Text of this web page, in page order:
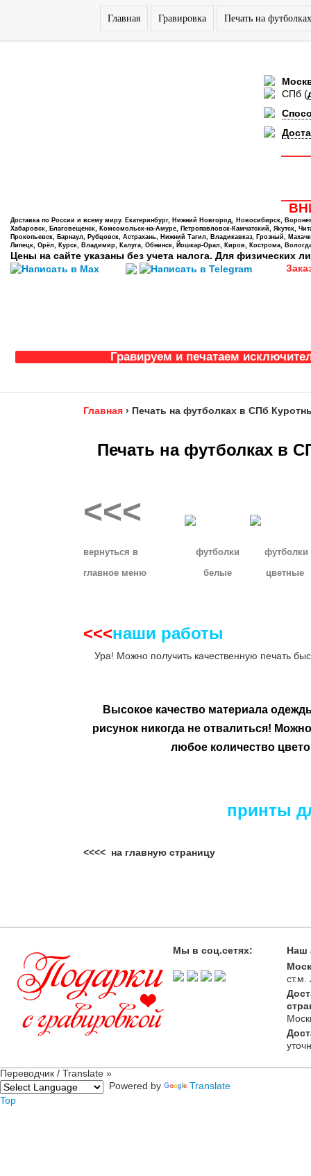
Главная Гравировка Печать на футболках
СПб (
Доставка по России и всему миру. Екатеринбург, Нижний Новгород, Новосибирск,
Хабаровск, Благовещенск, Комсомольск-на-Амуре, Петропавловск-Камчатский, Якутск,
Прокопьевск, Барнаул, Рубцовск, Астрахань, Нижний Тагил, Владикавказ, Грозный,
Липецк, Орёл, Курск, Владимир, Калуга, Обнинск, Йошкар-Орал, Киров, Кострома,
Цены на сайте указаны без учета налога. Для физических
Гравируем и печатаем
Главная › Печать на футболках в СПб
Печать на футболках в
<<<
вернуться в
главное меню
футболки
белые
футболки
цветные
<<<наши работы
Ура! Можно получить качественную печать
Высокое качество материала
рисунок никогда не отвалиться!
любое количество
принты
<<<< на главную страницу
Мы в соц.сетях:
Наш
ст.м.
Переводчик / Translate »
Powered by
Translate
Top